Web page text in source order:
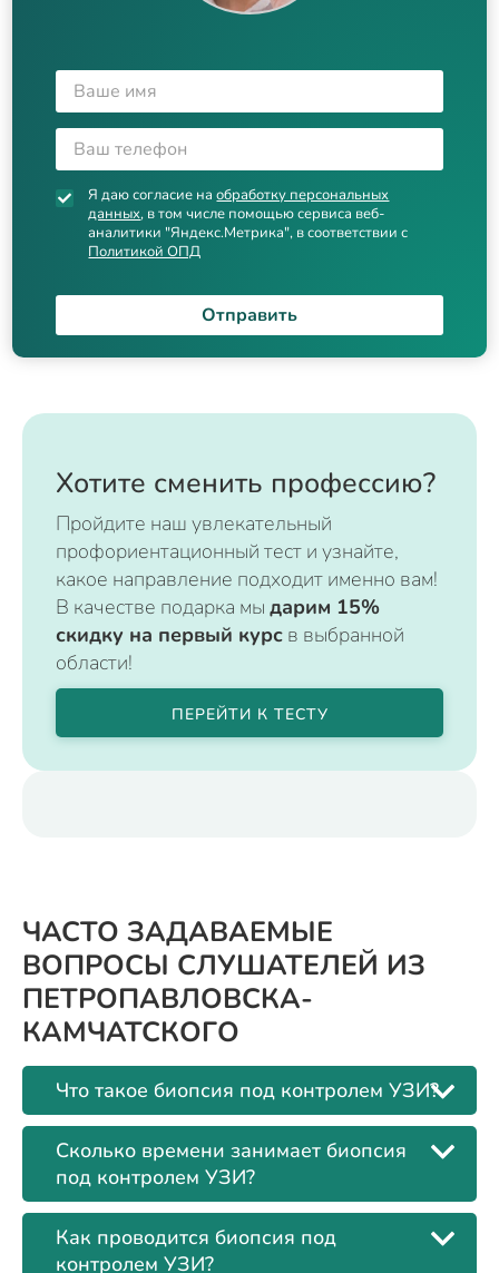
Я даю согласие наобработку персональных
данных, в том числе помощью сервиса веб-
аналитики "Яндекс.Метрика", в соответствии с
Политикой ОПД
Отправить
Хотите сменить профессию?
Пройдите наш увлекательный
профориентационный тест и узнайте,
какое направление подходит именно вам!
В качестве подарка мы дарим 15%
скидку на первый курс в выбранной
области!
ПЕРЕЙТИ К ТЕСТУ
ЧАСТО ЗАДАВАЕМЫЕ
ВОПРОСЫ СЛУШАТЕЛЕЙ ИЗ
ПЕТРОПАВЛОВСКА-
КАМЧАТСКОГО
Что такое биопсия под контролем УЗИ?
Сколько времени занимает биопсия
под контролем УЗИ?
Как проводится биопсия под
контролем УЗИ?